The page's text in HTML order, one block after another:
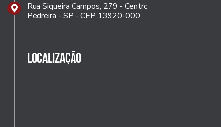
Rua Siqueira Campos, 279 - Centro
Pedreira - SP - CEP 13920-000
Localização